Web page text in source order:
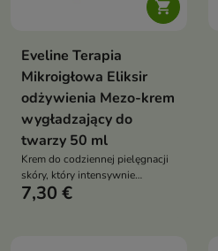

Eveline Terapia
Mikroigłowa Eliksir
odżywienia Mezo-krem
wygładzający do
twarzy 50 ml
Krem do codziennej pielęgnacji
skóry, który intensywnie
odżywia, nawilża i poprawia jej
7,30 €